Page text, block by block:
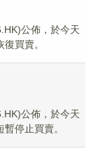
公佈，於今天
買賣。
公佈，於今天
停止買賣。